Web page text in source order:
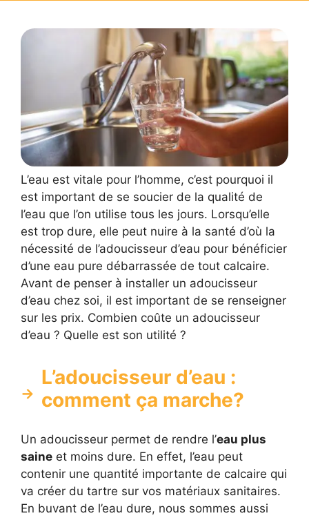
L’eau est vitale pour l’homme, c’est pourquoi il
est important de se soucier de la qualité de
l’eau que l’on utilise tous les jours. Lorsqu’elle
est trop dure, elle peut nuire à la santé d’où la
nécessité de l’adoucisseur d’eau pour bénéficier
d’une eau pure débarrassée de tout calcaire.
Avant de penser à installer un adoucisseur
d’eau chez soi, il est important de se renseigner
sur les prix. Combien coûte un adoucisseur
d’eau ? Quelle est son utilité ?
L’adoucisseur d’eau :
comment ça marche?
Un adoucisseur permet de rendre l’eau plus
saine et moins dure. En effet, l’eau peut
contenir une quantité importante de calcaire qui
va créer du tartre sur vos matériaux sanitaires.
En buvant de l’eau dure, nous sommes aussi